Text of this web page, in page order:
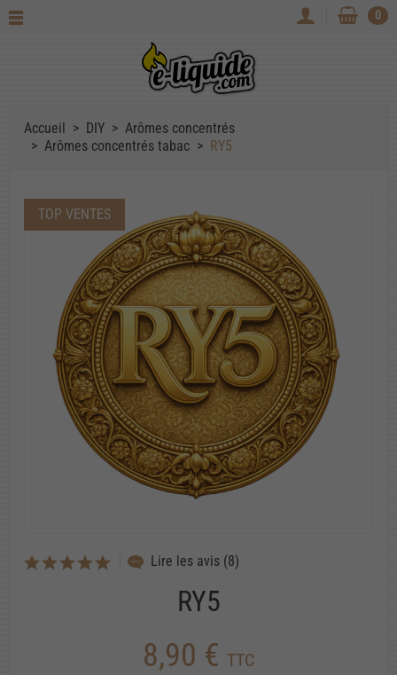
0
Accueil DIY
Arômes concentrés
Arômes concentrés tabac
RY5
TOP VENTES
Lire les avis (8)
RY5
8,90 € TTC